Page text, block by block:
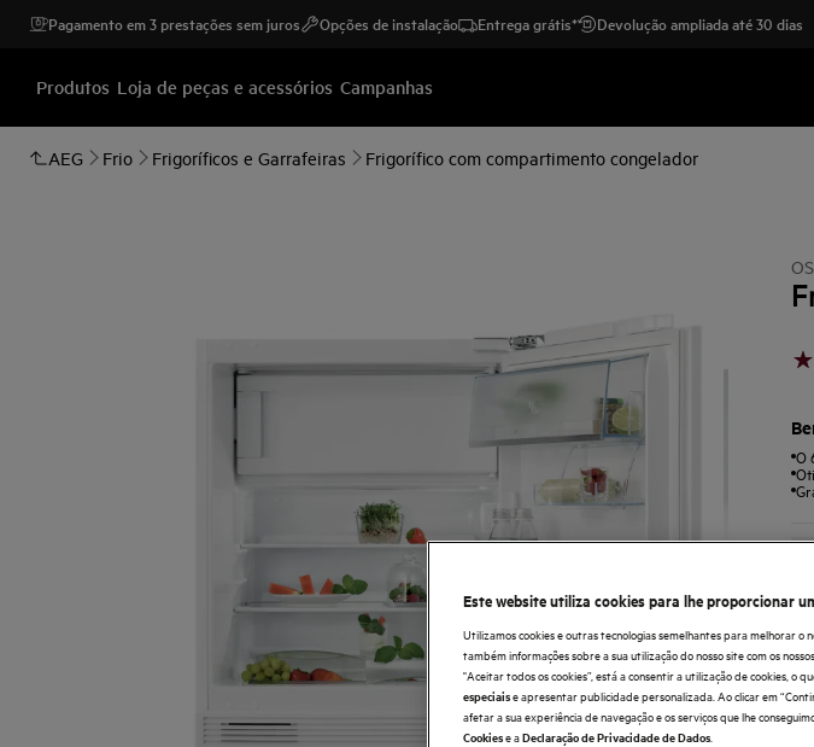
Pagamento em 3 prestações sem juros Opções de instalação Entrega grátis* Devolução ampliada até 30 dias
Produtos Loja de peças e acessórios Campanhas
AEG Frio Frigoríficos e Garrafeiras Frigorífico com compartimento congelador
O
Este website utiliza cookies para lhe proporcionar
Utilizamos cookies e outras tecnologias semelhantes para melhorar
também informações sobre a sua utilização do nosso site com os
"Aceitar todos os cookies”, está a consentir a utilização de cookies, o
especiaise apresentar publicidade personalizada. Ao clicar em
afetar a sua experiência de navegação e os serviços que lhe
Cookiese aDeclaração de Privacidade de Dados